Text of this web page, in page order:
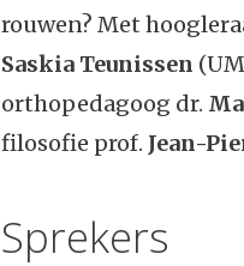
rouwen? Met
Saskia Teunissen
orthopedagoog dr.
filosofie prof. Jean-
Sprekers